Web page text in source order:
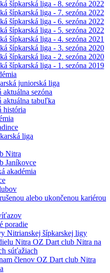
šípkarská liga - 8. sezóna 2022
šípkarská liga - 7. sezóna 2022
šípkarská liga - 6. sezóna 2022
šípkarská liga - 5. sezóna 2022
šípkarská liga - 4. sezóna 2021
šípkarská liga - 3. sezóna 2020
šípkarská liga - 2. sezóna 2020
šípkarská liga - 1. sezóna 2019
juniorská liga
aktuálna sezóna
aktuálna tabuľka
história
liga
Nitra
Janíkovce
akadémia
alebo ukončenou kariérou
poradie
Nitrianskej šípkarskej ligy
Nitra OZ Dart club Nitra na
súťažiach
členov OZ Dart club Nitra